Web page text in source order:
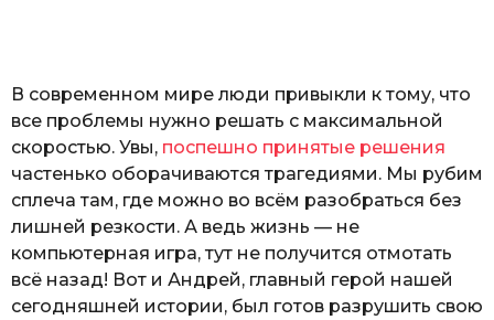
В современном мире люди привыкли к тому, что
все проблемы нужно решать с максимальной
скоростью. Увы, поспешно принятые решения
частенько оборачиваются трагедиями. Мы рубим
сплеча там, где можно во всём разобраться без
лишней резкости. А ведь жизнь — не
компьютерная игра, тут не получится отмотать
всё назад! Вот и Андрей, главный герой нашей
сегодняшней истории, был готов разрушить свою